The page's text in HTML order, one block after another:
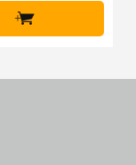
+